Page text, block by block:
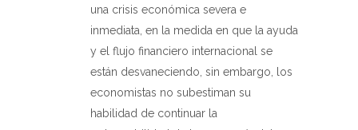
una crisis económica severa e
inmediata, en la medida en que la ayuda
y el flujo financiero internacional se
están desvaneciendo, sin embargo, los
economistas no subestiman su
habilidad de continuar la